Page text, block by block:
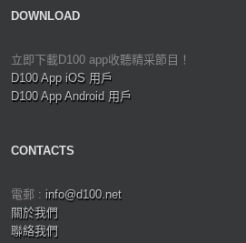
DOWNLOAD
立即下載D100 app收聽精采節目！
D100 App iOS 用戶
D100 App Android 用戶
CONTACTS
電郵 : info@d100.net
關於我們
聯絡我們